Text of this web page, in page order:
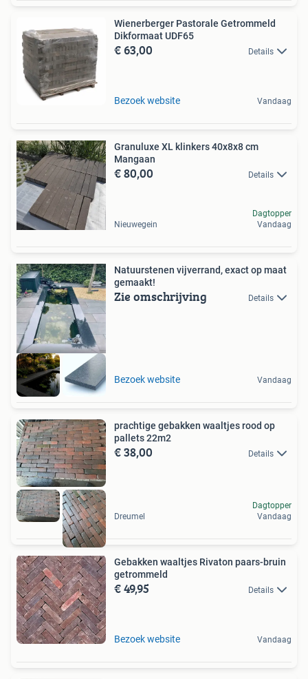
Wienerberger Pastorale Getrommeld
Dikformaat UDF65
€ 63,00 Details
Bezoek website Vandaag
Granuluxe XL klinkers 40x8x8 cm
Mangaan
€ 80,00 Details
Nieuwegein
Dagtopper
Vandaag
Natuurstenen vijverrand, exact op maat
gemaakt!
Zie omschrijving Details
Bezoek website Vandaag
prachtige gebakken waaltjes rood op
pallets 22m2
€ 38,00 Details
Dreumel
Dagtopper
Vandaag
Gebakken waaltjes Rivaton paars-bruin
getrommeld
€ 49,95 Details
Bezoek website Vandaag